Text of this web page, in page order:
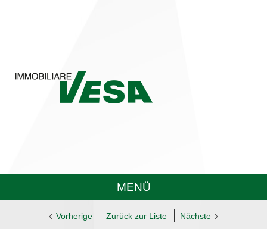
MENÜ
Vorherige Zurück zur Liste Nächste